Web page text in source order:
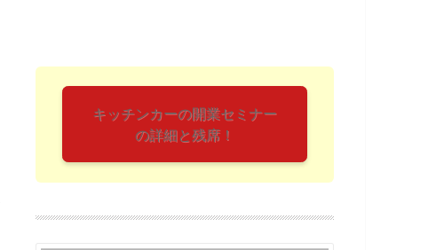
キッチンカーの開業セミナー
の詳細と残席！